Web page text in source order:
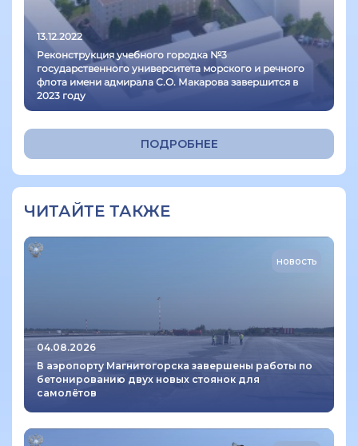
13.12.2022
Реконструкция учебного городка №3
государственного университета морского и речного
флота имени адмирала С.О. Макарова завершится в
2023 году
ПОДРОБНЕЕ
ЧИТАЙТЕ ТАКЖЕ
новость
04.08.2026
В аэропорту Магнитогорска завершены работы по
бетонированию двух новых стоянок для
самолётов